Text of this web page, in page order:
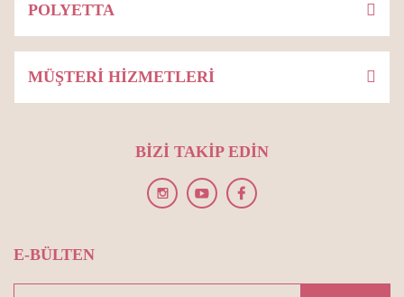
POLYETTA
MÜŞTERİ HİZMETLERİ
BİZİ TAKİP EDİN
E-BÜLTEN